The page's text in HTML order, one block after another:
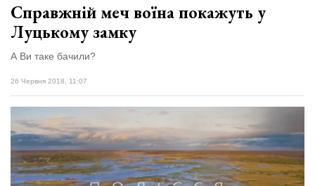
Справжній меч воїна покажуть у
Луцькому замку
А Ви таке бачили?
26 Червня 2018, 11:07